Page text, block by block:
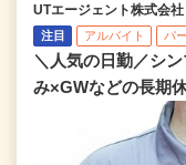
UTエージェント株式会
注目 アルバイト パ
＼人気の日勤／シ
み×GWなどの長期